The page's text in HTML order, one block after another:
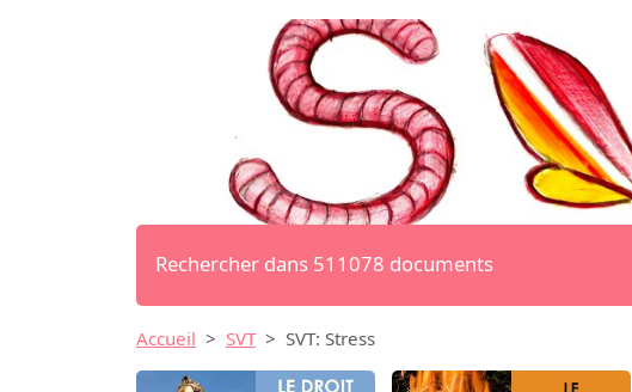
Rechercher dans 511078 documents
Accueil SVT SVT: Stress